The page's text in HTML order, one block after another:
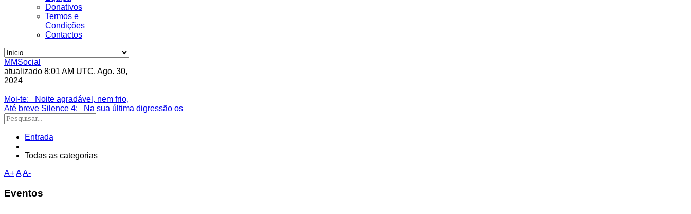
Donativos
Termos e
Condições
Contactos
MMSocial
atualizado 8:01 AM UTC, Ago. 30,
2024
Moi-te: Noite agradável, nem frio,
Até breve Silence 4: Na sua última digressão os
Entrada
Todas as categorias
A+AA-
Eventos